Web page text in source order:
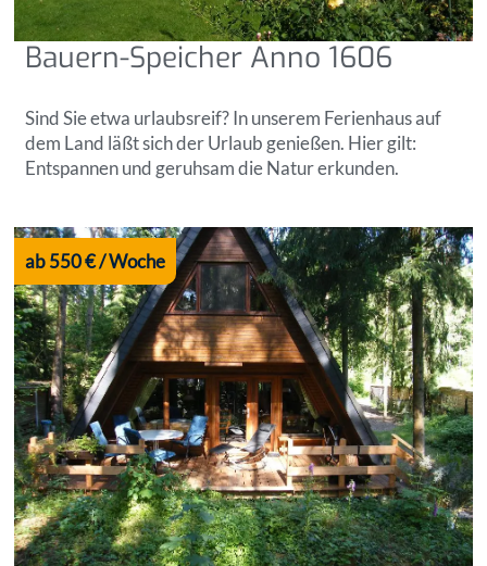
Bauern-Speicher Anno 1606
Sind Sie etwa urlaubsreif? In unserem Ferienhaus auf
dem Land läßt sich der Urlaub genießen. Hier gilt:
Entspannen und geruhsam die Natur erkunden.
ab 550 € / Woche